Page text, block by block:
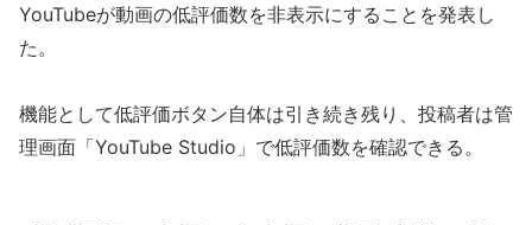
YouTubeが動画の低評価数を非表示にすることを発表し
た。
機能として低評価ボタン自体は引き続き残り、投稿者は管
理画面「YouTube Studio」で低評価数を確認できる。